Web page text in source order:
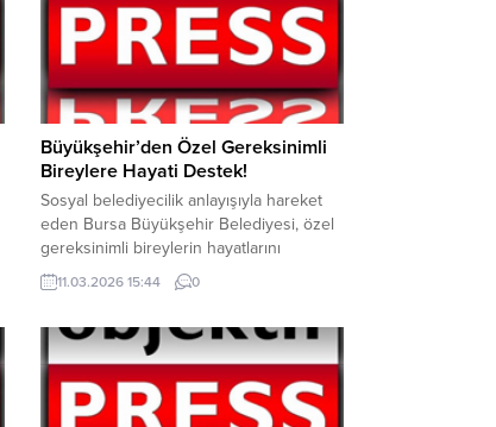
Büyükşehir’den Özel Gereksinimli
Bireylere Hayati Destek!
Sosyal belediyecilik anlayışıyla hareket
eden Bursa Büyükşehir Belediyesi, özel
gereksinimli bireylerin hayatlarını
kolaylaştırmaya yönelik faaliyetlerini
sürdürüyor. Bursa Büyükşehir Belediyesi
bağlı Engelli Hizmetleri Şube Müdürlüğü
tarafından ihtiyaç sahibi vatandaşlara tıbbi
malzeme desteği sağlanıyor. Online
başvurunun ardından uzmanların
11.03.2026 15:44 0